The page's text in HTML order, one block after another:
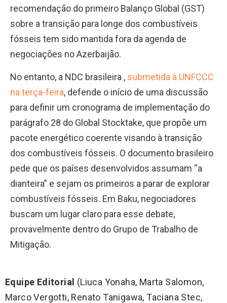
recomendação do primeiro Balanço Global (GST)
sobre a transição para longe dos combustíveis
fósseis tem sido mantida fora da agenda de
negociações no Azerbaijão.
No entanto, a NDC brasileira , submetida à UNFCCC
na terça-feira, defende o início de uma discussão
para definir um cronograma de implementação do
parágrafo 28 do Global Stocktake, que propõe um
pacote energético coerente visando à transição
dos combustíveis fósseis. O documento brasileiro
pede que os países desenvolvidos assumam “a
dianteira” e sejam os primeiros a parar de explorar
combustíveis fósseis. Em Baku, negociadores
buscam um lugar claro para esse debate,
provavelmente dentro do Grupo de Trabalho de
Mitigação.
Equipe Editorial (Liuca Yonaha, Marta Salomon,
Marco Vergotti, Renato Tanigawa, Taciana Stec,